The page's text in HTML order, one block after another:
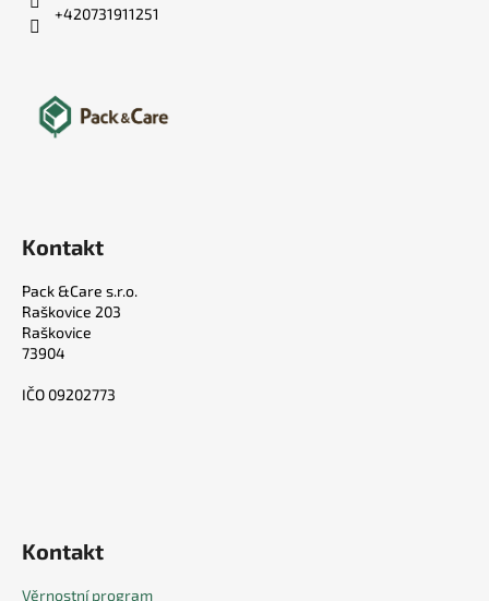
+420731911251
Kontakt
Pack &Care s.r.o.
Raškovice 203
Raškovice
73904
IČO 09202773
Kontakt
Věrnostní program